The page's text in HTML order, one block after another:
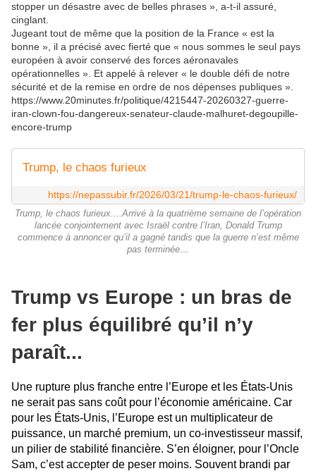
stopper un désastre avec de belles phrases », a-t-il assuré,
cinglant.
Jugeant tout de même que la position de la France « est la
bonne », il a précisé avec fierté que « nous sommes le seul pays
européen à avoir conservé des forces aéronavales
opérationnelles ». Et appelé à relever « le double défi de notre
sécurité et de la remise en ordre de nos dépenses publiques ».
https://www.20minutes.fr/politique/4215447-20260327-guerre-
iran-clown-fou-dangereux-senateur-claude-malhuret-degoupille-
encore-trump
Trump, le chaos furieux
https://nepassubir.fr/2026/03/21/trump-le-chaos-furieux/
Trump, le chaos furieux....Arrivé à la quatrième semaine de l’opération
lancée conjointement avec Israël contre l’Iran, Donald Trump
commence à annoncer qu’il a gagné tandis que la guerre n’est même
pas terminée…
Trump vs Europe : un bras de
fer plus équilibré qu’il n’y
paraît...
Une rupture plus franche entre l’Europe et les États-Unis
ne serait pas sans coût pour l’économie américaine. Car
pour les États-Unis, l’Europe est un multiplicateur de
puissance, un marché premium, un co-investisseur massif,
un pilier de stabilité financière. S’en éloigner, pour l’Oncle
Sam, c’est accepter de peser moins. Souvent brandi par